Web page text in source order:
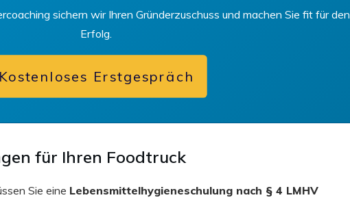
sichern wir Ihren Gründerzuschuss und machen Sie fit für den
Erfolg.
Kostenloses Erstgespräch
für Ihren Foodtruck
Sie eine Lebensmittelhygieneschulung nach § 4 LMHV